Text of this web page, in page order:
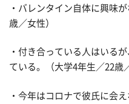
・バレンタイン自体に興味
歳／女性）
・付き合っている人はいる
ている。（大学4年生／22歳
・今年はコロナで彼氏に会